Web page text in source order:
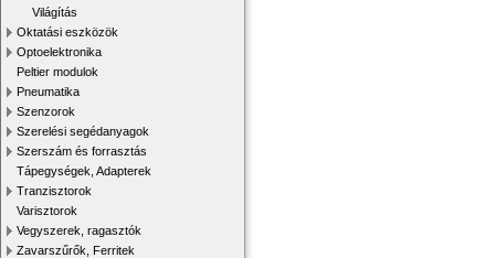
Világítás
Oktatási eszközök
Optoelektronika
Peltier modulok
Pneumatika
Szenzorok
Szerelési segédanyagok
Szerszám és forrasztás
Tápegységek, Adapterek
Tranzisztorok
Varisztorok
Vegyszerek, ragasztók
Zavarszűrők, Ferritek